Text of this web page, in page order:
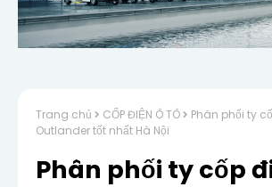
Trang chủ CỐP ĐIỆN Ô TÔ
Phân phối ty
Outlander tốt nhất Hà Nội
Phân phối ty cốp